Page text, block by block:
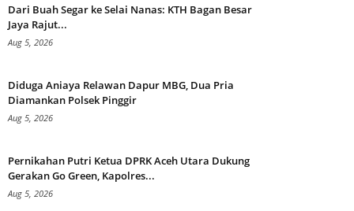
Dari Buah Segar ke Selai Nanas: KTH Bagan Besar
Jaya Rajut...
Aug 5, 2026
Diduga Aniaya Relawan Dapur MBG, Dua Pria
Diamankan Polsek Pinggir
Aug 5, 2026
Pernikahan Putri Ketua DPRK Aceh Utara Dukung
Gerakan Go Green, Kapolres...
Aug 5, 2026